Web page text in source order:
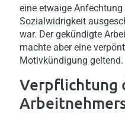
eine etwaige Anfechtung
Sozialwidrigkeit
war. Der gekündigte
machte aber eine
Motivkündigung geltend.
Verpflichtung